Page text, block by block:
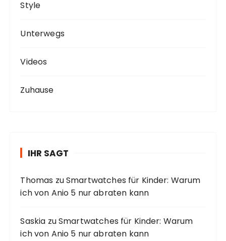
Style
Unterwegs
Videos
Zuhause
IHR SAGT
Thomas zuSmartwatches für Kinder: Warum
ich von Anio 5 nur abraten kann
Saskia zuSmartwatches für Kinder: Warum
ich von Anio 5 nur abraten kann